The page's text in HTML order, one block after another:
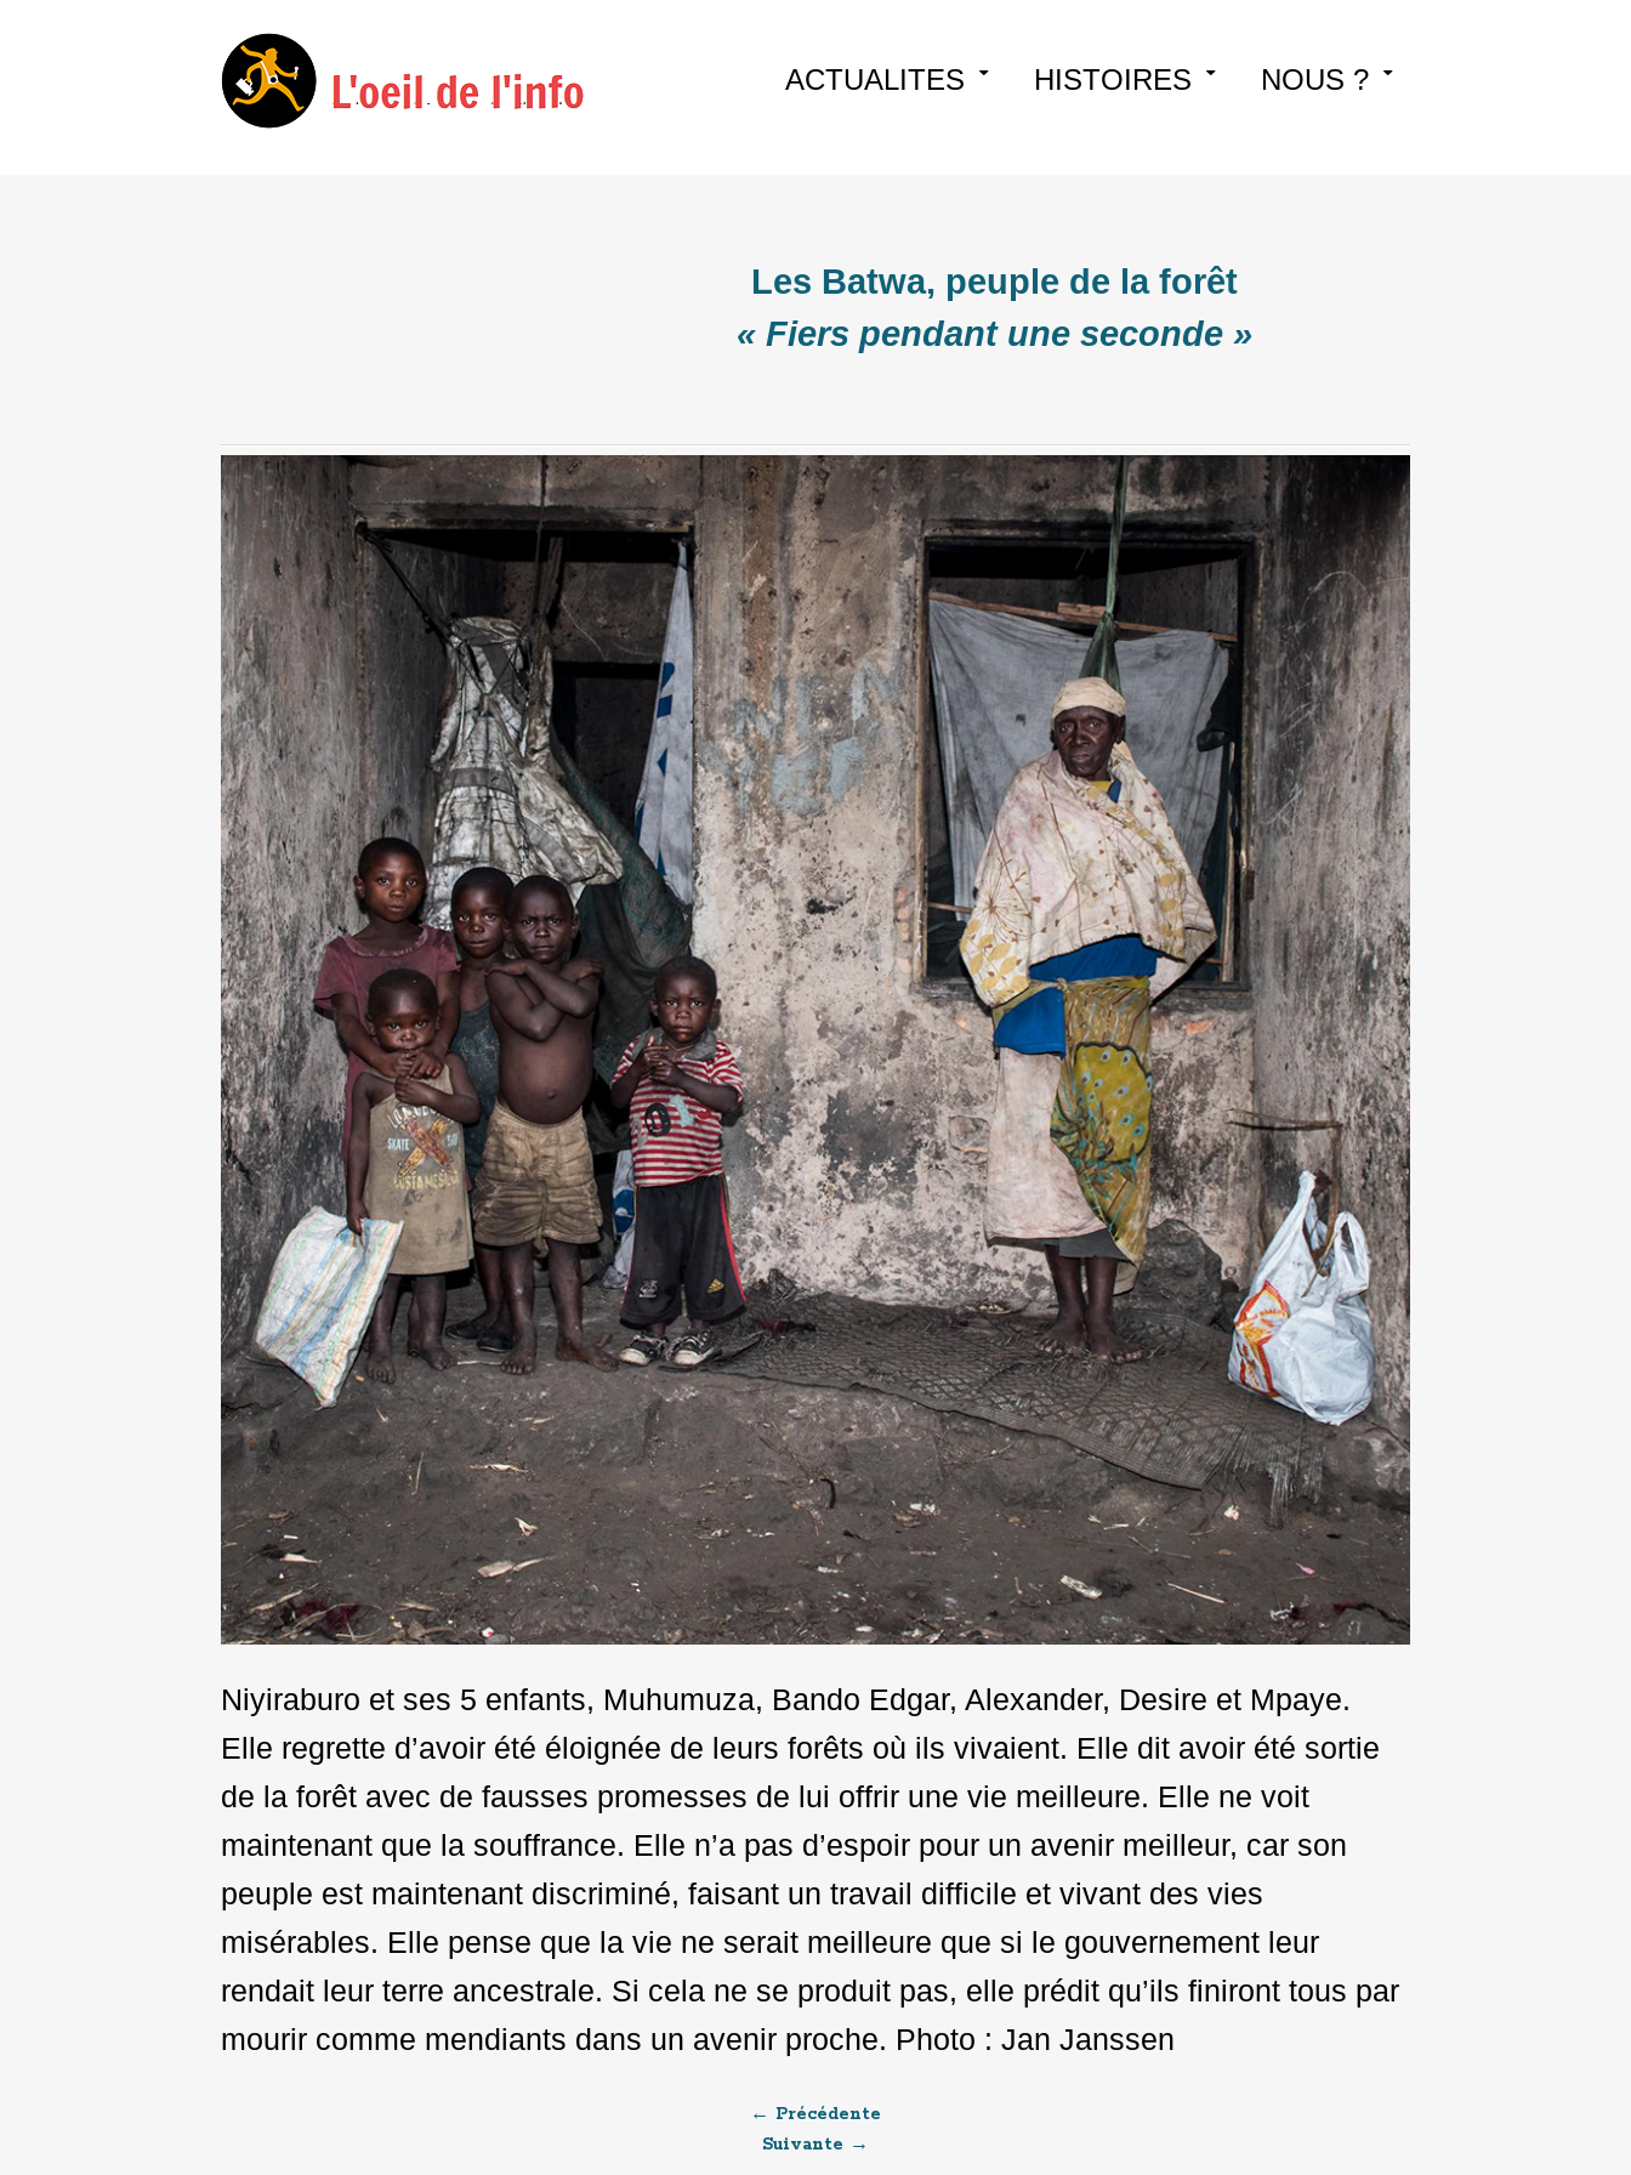
Skip
ACTUALITES HISTOIRES NOUS ?
Les Batwa, peuple de la forêt
« Fiers pendant une seconde »
Niyiraburo et ses 5 enfants, Muhumuza, Bando Edgar, Alexander, Desire et Mpaye.
Elle regrette d’avoir été éloignée de leurs forêts où ils vivaient. Elle dit avoir été sortie
de la forêt avec de fausses promesses de lui offrir une vie meilleure. Elle ne voit
maintenant que la souffrance. Elle n’a pas d’espoir pour un avenir meilleur, car son
peuple est maintenant discriminé, faisant un travail difficile et vivant des vies
misérables. Elle pense que la vie ne serait meilleure que si le gouvernement leur
rendait leur terre ancestrale. Si cela ne se produit pas, elle prédit qu’ils finiront tous par
mourir comme mendiants dans un avenir proche. Photo : Jan Janssen
← Précédente
Suivante →